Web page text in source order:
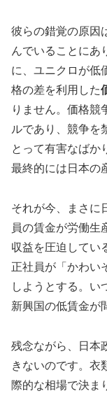
彼らの錯覚の原因
んでいることにあ
に、ユニクロが低
格の差を利用した
りません。価格競
ルであり、競争を
とって有害なばか
最終的には日本の
それが今、まさに
員の賃金が労働生
収益を圧迫してい
正社員が「かわい
しようとする。い
新興国の低賃金が
残念ながら、日本
きないのです。衣
際的な相場で決ま